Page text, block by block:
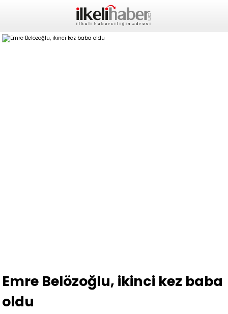
Emre Belözoğlu, ikinci kez baba
oldu